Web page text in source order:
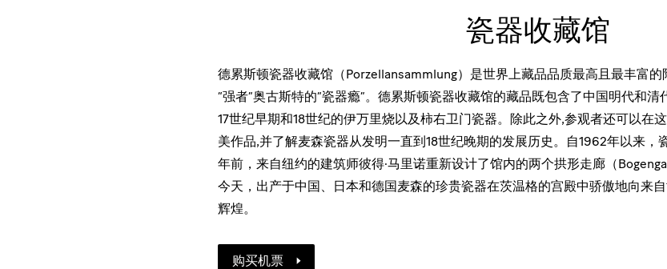
器
收
馆
瓷器收藏馆
德累斯顿瓷器收藏馆（Porzellansammlung）是世界上藏品品质最高且最丰富
“强者”奥古斯特的“瓷器瘾”。德累斯顿瓷器收藏馆的藏品既包含了中国明代和
17世纪早期和18世纪的伊万里烧以及柿右卫门瓷器。除此之外,参观者还可以在
美作品,并了解麦森瓷器从发明一直到18世纪晚期的发展历史。自1962年以来，
年前，来自纽约的建筑师彼得·马里诺重新设计了馆内的两个拱形走廊（
今天，出产于中国、日本和德国麦森的珍贵瓷器在茨温格的宫殿中骄傲地向来
辉煌。
购买机票